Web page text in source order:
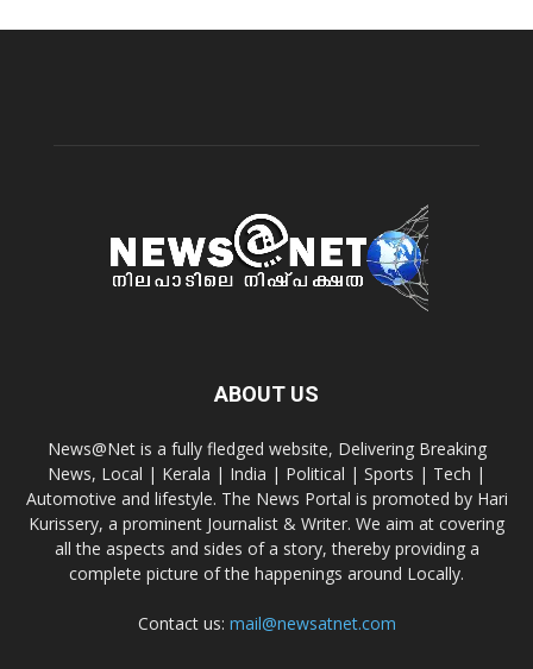
ABOUT US
News@Net is a fully fledged website, Delivering Breaking
News, Local | Kerala | India | Political | Sports | Tech |
Automotive and lifestyle. The News Portal is promoted by Hari
Kurissery, a prominent Journalist & Writer. We aim at covering
all the aspects and sides of a story, thereby providing a
complete picture of the happenings around Locally.
Contact us: mail@newsatnet.com